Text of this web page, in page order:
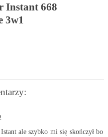
Instant 668
3w1
ale szybko mi się skończył bo